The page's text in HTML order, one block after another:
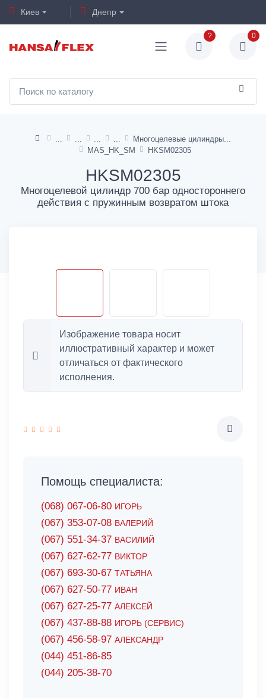
Киев Днепр
? 0
Многоцелевые цилиндры
MAS_HK_SM
HKSM02305
HKSM02305
Многоцелевой цилиндр 700 бар одностороннего
действия с пружинным возвратом штока
Изображение товара носит
иллюстративный характер и может
отличаться от фактического
исполнения.
Помощь специалиста:
(068) 067-06-80 ИГОРЬ
(067) 353-07-08 ВАЛЕРИЙ
(067) 551-34-37 ВАСИЛИЙ
(067) 627-62-77 ВИКТОР
(067) 693-30-67 ТАТЬЯНА
(067) 627-50-77 ИВАН
(067) 627-25-77 АЛЕКСЕЙ
(067) 437-88-88 ИГОРЬ (СЕРВИС)
(067) 456-58-97 АЛЕКСАНДР
(044) 451-86-85
(044) 205-38-70